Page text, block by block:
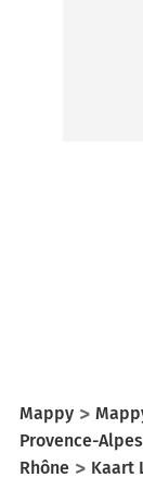
Mappy
Provence-
Rhône
Kaart